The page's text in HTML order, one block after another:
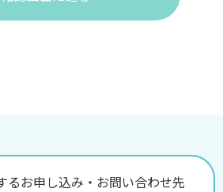
るお申し込み・お問い合わせ先